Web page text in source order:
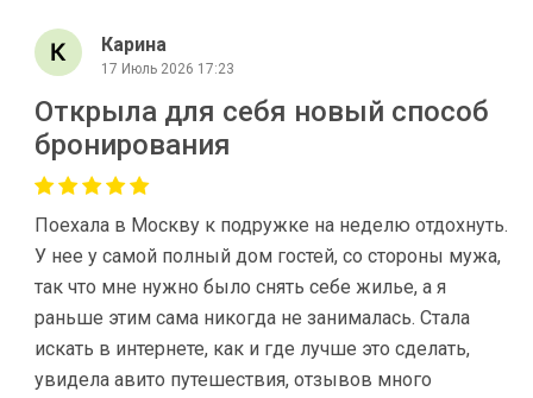
Карина
17 Июль 2026 17:23
Открыла для себя новый способ
бронирования
Поехала в Москву к подружке на неделю отдохнуть.
У нее у самой полный дом гостей, со стороны мужа,
так что мне нужно было снять себе жилье, а я
раньше этим сама никогда не занималась. Стала
искать в интернете, как и где лучше это сделать,
увидела авито путешествия, отзывов много